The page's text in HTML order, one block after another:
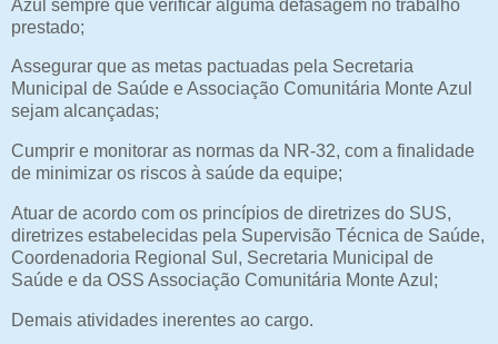
Azul sempre que verificar alguma defasagem no trabalho
prestado;
Assegurar que as metas pactuadas pela Secretaria
Municipal de Saúde e Associação Comunitária Monte Azul
sejam alcançadas;
Cumprir e monitorar as normas da NR-32, com a finalidade
de minimizar os riscos à saúde da equipe;
Atuar de acordo com os princípios de diretrizes do SUS,
diretrizes estabelecidas pela Supervisão Técnica de Saúde,
Coordenadoria Regional Sul, Secretaria Municipal de
Saúde e da OSS Associação Comunitária Monte Azul;
Demais atividades inerentes ao cargo.